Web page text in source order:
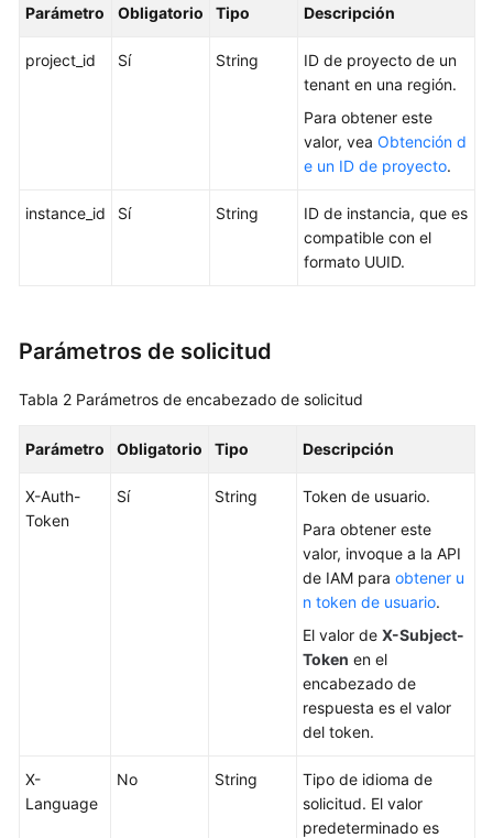
de
API
de
del
instancias
Parámetro Obligatorio Tipo Descripción
project_id Sí String
ID de proyecto de un
tenant en una región.
Para obtener este
valor, vea Obtención d
e un ID de proyecto.
instance_id Sí String
ID de instancia, que es
compatible con el
formato UUID.
Parámetros de solicitud
Tabla 2 Parámetros de encabezado de solicitud
Parámetro Obligatorio Tipo Descripción
X-Auth-
Token
Sí String
Token de usuario.
Para obtener este
valor, invoque a la API
de IAM para obtener u
n token de usuario.
El valor de X-Subject-
Token en el
encabezado de
respuesta es el valor
del token.
X-
Language
No String
Tipo de idioma de
solicitud. El valor
predeterminado es